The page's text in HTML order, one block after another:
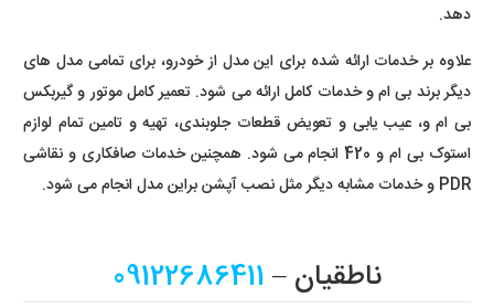
دهد.
علاوه بر خدمات ارائه شده برای این مدل از خودرو، برای تمامی مدل های
دیگر برند بی ام و خدمات کامل ارائه می شود. تعمیر کامل موتور و گیربکس
بی ام و، عیب یابی و تعویض قطعات جلوبندی، تهیه و تامین تمام لوازم
استوک بی ام و 420 انجام می شود. همچنین خدمات صافکاری و نقاشی
PDR و خدمات مشابه دیگر مثل نصب آپشن براین مدل انجام می شود.
ناطقیان –09122686411